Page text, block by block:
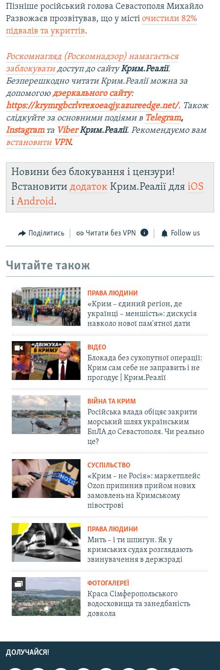
Пізніше російський голова Севастополя Михайло
Развожаєв прозвітував, що у місті очистили 82%
підвалів та укриттів.
Роскомнагляд (Роскомнадзор) намагається
заблокуватидоступ до сайтуКрим.Реалії.
Безперешкодно читати Крим.Реалії можна за
допомогою дзеркального сайту:
https://krymrgbcrlvrexoeaqjy.azureedge.net/. Також
слідкуйте за основними подіями в Telegram,
Instagramта ViberКрим.Реалії. Рекомендуємо вам
встановити VPN.
Новини без блокування і цензури!
Встановити додаток Крим.Реалії для iOS
і Android.
Поділитись Читати без VPN Follow us
Читайте також
ПРАВА ЛЮДИНИ
«Крим – єдиний регіон, де
українці – меншість»: дискусія
навколо нової пам'ятної дати
ВІДЕО
Блокада без сухопутної операції:
Крим сам себе не заправить і не
прогодує | Крим.Реалії
ВІЙНА ТА КРИМ
Російська влада обіцяє закрити
морський шлях українським
БпЛА до Севастополя. Чи реально
це?
СУСПІЛЬСТВО
«Крим – не Росія»: маркетплейс
Ozon припинив прийом нових
замовлень на Кримському
півострові
ПРАВА ЛЮДИНИ
Мить – і ти шпигун. Як у
кримських судах розглядають
звинувачення в держзраді
ФОТОГАЛЕРЕЇ
Краса Сімферопольського
водосховища та занедбаність
довкола
ДОЛУЧАЙСЯ!